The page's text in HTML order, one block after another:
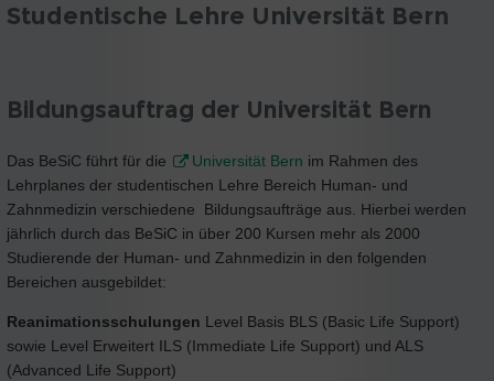
Studentische Lehre Universität Bern
Bildungsauftrag der Universität Bern
Das BeSiC führt für die Universität Bern im Rahmen des
Lehrplanes der studentischen Lehre Bereich Human- und
Zahnmedizin verschiedene Bildungsaufträge aus. Hierbei werden
jährlich durch das BeSiC in über 200 Kursen mehr als 2000
Studierende der Human- und Zahnmedizin in den folgenden
Bereichen ausgebildet:
Reanimationsschulungen Level Basis BLS (Basic Life Support)
sowie Level Erweitert ILS (Immediate Life Support) und ALS
(Advanced Life Support)